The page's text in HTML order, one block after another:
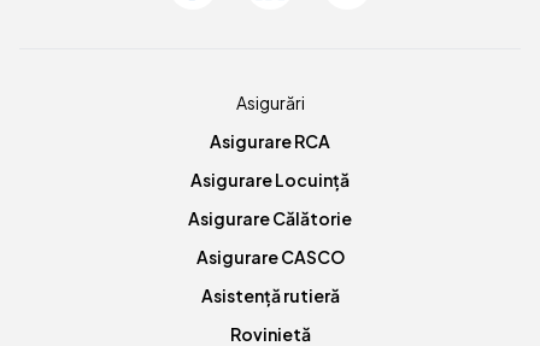
Asigurări
Asigurare RCA
Asigurare Locuință
Asigurare Călătorie
Asigurare CASCO
Asistență rutieră
Rovinietă